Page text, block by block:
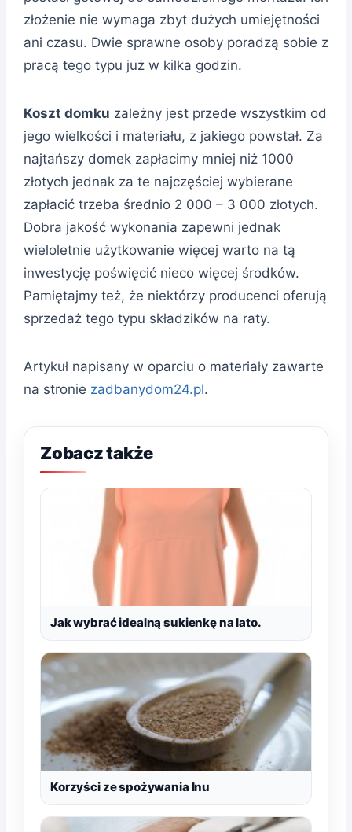
złożenie nie wymaga zbyt dużych umiejętności
ani czasu. Dwie sprawne osoby poradzą sobie z
pracą tego typu już w kilka godzin.
Koszt domku zależny jest przede wszystkim od
jego wielkości i materiału, z jakiego powstał. Za
najtańszy domek zapłacimy mniej niż 1000
złotych jednak za te najczęściej wybierane
zapłacić trzeba średnio 2 000 – 3 000 złotych.
Dobra jakość wykonania zapewni jednak
wieloletnie użytkowanie więcej warto na tą
inwestycję poświęcić nieco więcej środków.
Pamiętajmy też, że niektórzy producenci oferują
sprzedaż tego typu składzików na raty.
Artykuł napisany w oparciu o materiały zawarte
na stronie zadbanydom24.pl.
Zobacz także
Jak wybrać idealną sukienkę na lato.
Korzyści ze spożywania lnu